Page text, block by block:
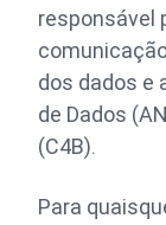
responsável
dos dados e
de Dados
(C4B).
Para